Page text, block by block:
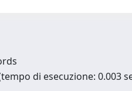
di esecuzione: 0.003